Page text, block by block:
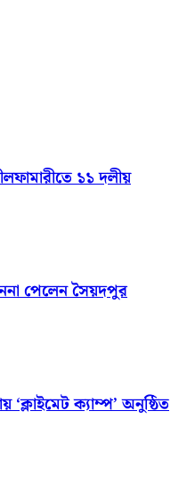
১১ দলীয়
পেলেন সৈয়দপুর
ক্যাম্প’ অনুষ্ঠিত